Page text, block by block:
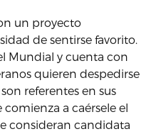
un proyecto
de sentirse favorito.
Mundial y cuenta con
quieren despedirse
referentes en sus
comienza a caérsele el
consideran candidata